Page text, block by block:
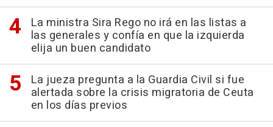
La ministra Sira Rego no irá en las listas a
las generales y confía en que la izquierda
elija un buen candidato
La jueza pregunta a la Guardia Civil si fue
alertada sobre la crisis migratoria de Ceuta
en los días previos